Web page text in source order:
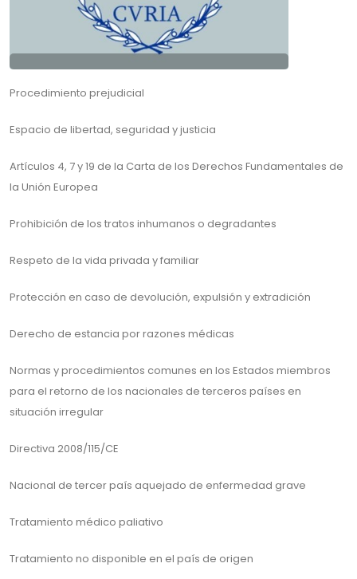
Procedimiento prejudicial
Espacio de libertad, seguridad y justicia
Artículos 4, 7 y 19 de la Carta de los Derechos Fundamentales de
la Unión Europea
Prohibición de los tratos inhumanos o degradantes
Respeto de la vida privada y familiar
Protección en caso de devolución, expulsión y extradición
Derecho de estancia por razones médicas
Normas y procedimientos comunes en los Estados miembros
para el retorno de los nacionales de terceros países en
situación irregular
Directiva 2008/115/CE
Nacional de tercer país aquejado de enfermedad grave
Tratamiento médico paliativo
Tratamiento no disponible en el país de origen